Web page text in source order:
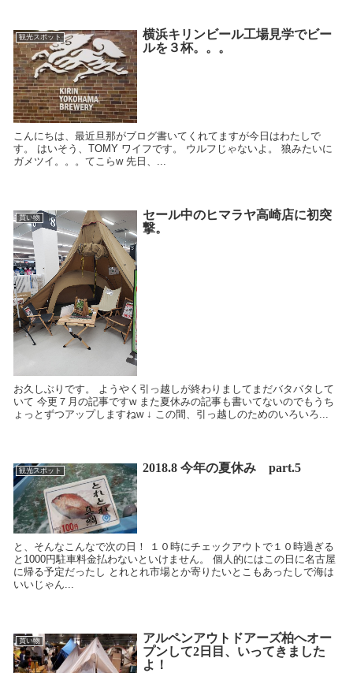
観光スポット
横浜キリンビール工場見学でビー
ルを３杯。。。
こんにちは、最近旦那がブログ書いてくれてますが今日はわたしで
す。 はいそう、TOMY ワイフです。 ウルフじゃないよ。 狼みたいに
ガメツイ。。。てこらw 先日、...
買い物
セール中のヒマラヤ高崎店に初突
撃。
お久しぶりです。 ようやく引っ越しが終わりましてまだバタバタして
いて 今更７月の記事ですw また夏休みの記事も書いてないのでもうち
ょっとずつアップしますねw ↓ この間、引っ越しのためのいろいろ...
観光スポット 2018.8 今年の夏休み part.5
と、そんなこんなで次の日！ １０時にチェックアウトで１０時過ぎる
と1000円駐車料金払わないといけません。 個人的にはこの日に名古屋
に帰る予定だったし とれとれ市場とか寄りたいとこもあったしで海は
いいじゃん...
買い物
アルペンアウトドアーズ柏へオー
プンして2日目、いってきました
よ！